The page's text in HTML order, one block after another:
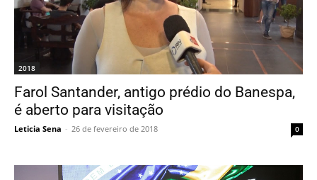
2018
Farol Santander, antigo prédio do Banespa,
é aberto para visitação
Leticia Sena - 26 de fevereiro de 2018 0